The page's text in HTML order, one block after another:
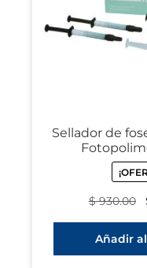
Sellador de
$930.00
Añadir